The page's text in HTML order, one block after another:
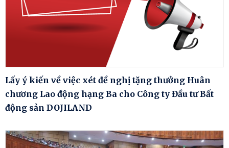
Lấy ý kiến về việc xét đề nghị tặng thưởng Huân
chương Lao động hạng Ba cho Công ty Đầu tư Bất
động sản DOJILAND